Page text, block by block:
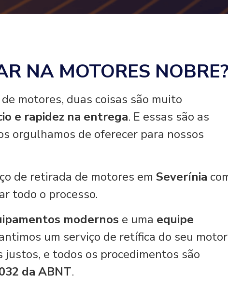
NA MOTORES NOBRE?
motores, duas coisas são muito
e rapidez na entrega. E essas são as
orgulhamos de oferecer para nossos
de retirada de motores em Severínia
todo o processo.
modernos e uma equipe
um serviço de retífica do seu motor
e todos os procedimentos são
da ABNT.